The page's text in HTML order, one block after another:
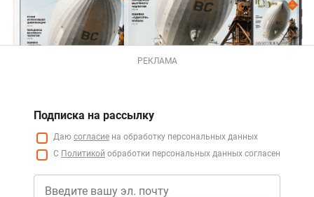
РЕКЛАМА
Подписка на рассылку
Даю согласие на обработку персональных данных
С Политикой обработки персональных данных согласен